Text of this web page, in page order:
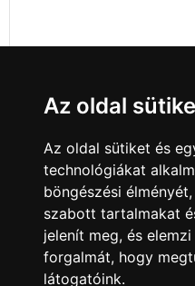
Minden jog
Az oldal
Az oldal sütiket és
technológiákat
böngészési
szabott tartalmakat
jelenít meg, és
forgalmát, hogy
látogatóink.